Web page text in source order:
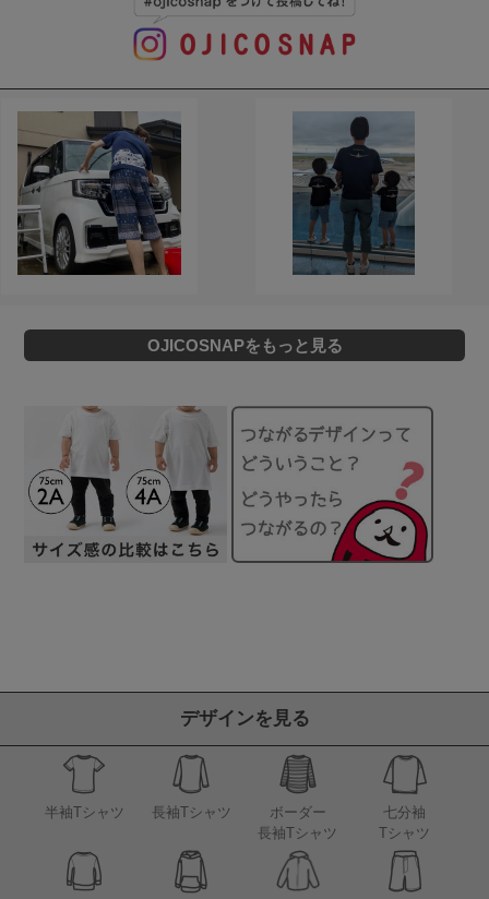
OJICOSNAPをもっと見る
デザインを見る
半袖Tシャツ 長袖Tシャツ
ボーダー
長袖Tシャツ
七分袖
Tシャツ